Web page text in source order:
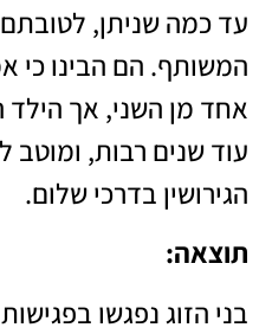
עד כמה שניתן,
המשותף. הם הבינו כי
אחד מן השני, אך הילד
עוד שנים רבות, ומוטב
הגירושין בדרכי שלום.
תוצאה:
בני הזוג נפגשו